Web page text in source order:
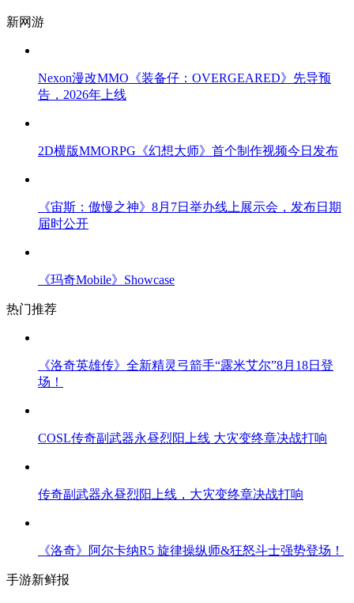
新网游
Nexon漫改MMO《装备仔：OVERGEARED》先导预
告，2026年上线
2D横版MMORPG《幻想大师》首个制作视频今日发布
《宙斯：傲慢之神》8月7日举办线上展示会，发布日期
届时公开
《玛奇Mobile》Showcase
热门推荐
《洛奇英雄传》全新精灵弓箭手“露米艾尔”8月18日登
场！
COSL传奇副武器永昼烈阳上线 大灾变终章决战打响
传奇副武器永昼烈阳上线，大灾变终章决战打响
《洛奇》阿尔卡纳R5 旋律操纵师&狂怒斗士强势登场！
手游新鲜报